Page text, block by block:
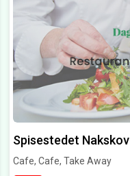
Spisestedet Nakskov
Cafe, Cafe, Take Away